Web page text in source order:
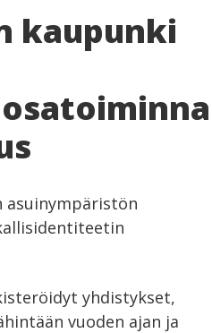
kaupunki
asuinympäristön
yhdistykset,
vuoden ajan ja